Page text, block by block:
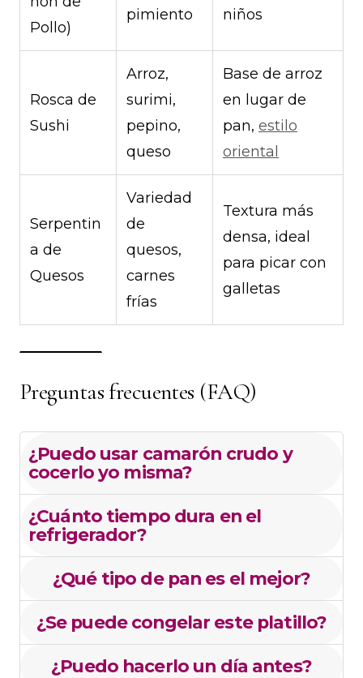
Pollo)
pimiento niños
Rosca de
Sushi
Arroz,
surimi,
pepino,
queso
Base de arroz
en lugar de
pan, estilo
oriental
Serpentin
a de
Quesos
Variedad
de
quesos,
carnes
frías
Textura más
densa, ideal
para picar con
galletas
Preguntas frecuentes (FAQ)
¿Puedo usar camarón crudo y
cocerlo yo misma?
¿Cuánto tiempo dura en el
refrigerador?
¿Qué tipo de pan es el mejor?
¿Se puede congelar este platillo?
¿Puedo hacerlo un día antes?